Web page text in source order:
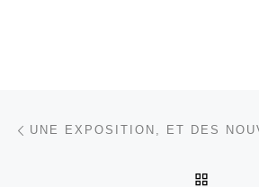
Parcourir les articles
UNE EXPOSITION, ET DES